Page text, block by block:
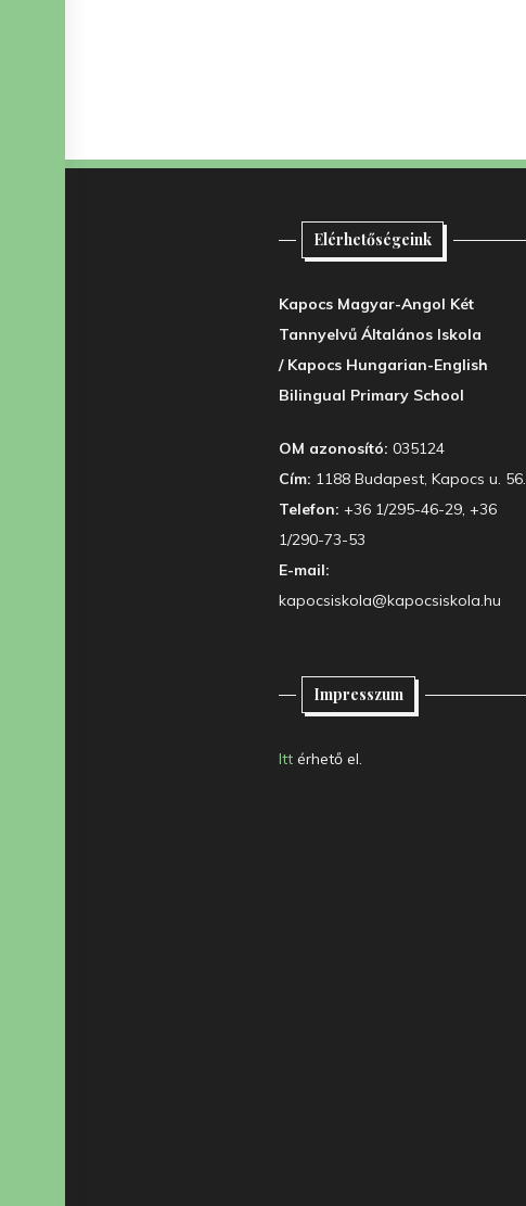
Elérhetőségeink
Kapocs Magyar-Angol Két
Tannyelvű Általános Iskola
/ Kapocs Hungarian-English
Bilingual Primary School
OM azonosító: 035124
Cím: 1188 Budapest, Kapocs u. 56.
Telefon: +36 1/295-46-29, +36
1/290-73-53
E-mail:
kapocsiskola@kapocsiskola.hu
Impresszum
Itt érhető el.